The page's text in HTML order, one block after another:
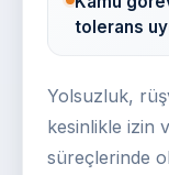
tolerans
Yolsuzluk,
kesinlikle izin
süreçlerinde